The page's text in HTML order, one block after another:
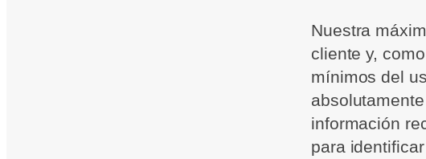
Nuestra
cliente y,
mínimos del
información
para